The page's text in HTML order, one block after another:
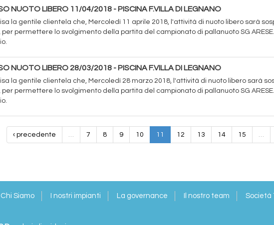
NUOTO LIBERO 11/04/2018 - PISCINA F.VILLA DI LEGNANO
la gentile clientela che, Mercoledì 11 aprile 2018, l'attività di nuoto libero sarà
per permettere lo svolgimento della partita del campionato di pallanuoto SG
NUOTO LIBERO 28/03/2018 - PISCINA F.VILLA DI LEGNANO
la gentile clientela che, Mercoledì 28 marzo 2018, l'attività di nuoto libero sarà
per permettere lo svolgimento della partita del campionato di pallanuoto SG
‹ precedente 7 8 9 10 11 12 13 14 15
Chi Siamo I nostri impianti La governance Il nostro team Società